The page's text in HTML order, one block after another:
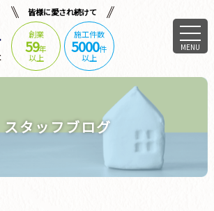
皆様に愛され続けて
創業
59年
以上
施工件数
5000件
以上
MENU
スタッフブログ